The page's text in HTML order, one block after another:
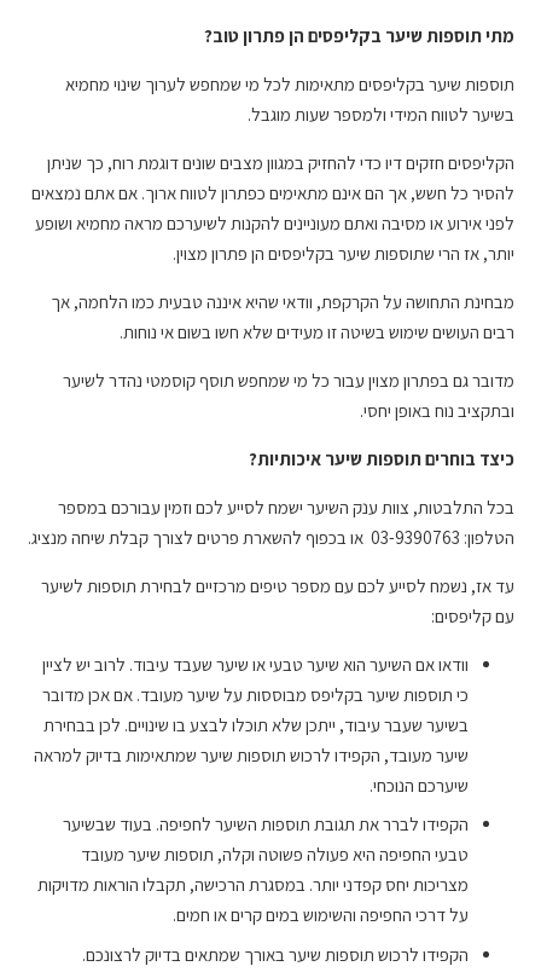
מתי תוספות שיער בקליפסים הן פתרון טוב?
תוספות שיער בקליפסים מתאימות לכל מי שמחפש לערוך שינוי מחמיא
בשיער לטווח המידי ולמספר שעות מוגבל.
הקליפסים חזקים דיו כדי להחזיק במגוון מצבים שונים דוגמת רוח, כך שניתן
להסיר כל חשש, אך הם אינם מתאימים כפתרון לטווח ארוך. אם אתם נמצאים
לפני אירוע או מסיבה ואתם מעוניינים להקנות לשיערכם מראה מחמיא ושופע
יותר, אז הרי שתוספות שיער בקליפסים הן פתרון מצוין.
מבחינת התחושה על הקרקפת, וודאי שהיא איננה טבעית כמו הלחמה, אך
רבים העושים שימוש בשיטה זו מעידים שלא חשו בשום אי נוחות.
מדובר גם בפתרון מצוין עבור כל מי שמחפש תוסף קוסמטי נהדר לשיער
ובתקציב נוח באופן יחסי.
כיצד בוחרים תוספות שיער איכותיות?
בכל התלבטות, צוות ענק השיער ישמח לסייע לכם וזמין עבורכם במספר
הטלפון: 03-9390763 או בכפוף להשארת פרטים לצורך קבלת שיחה מנציג.
עד אז, נשמח לסייע לכם עם מספר טיפים מרכזיים לבחירת תוספות לשיער
עם קליפסים:
וודאו אם השיער הוא שיער טבעי או שיער שעבד עיבוד. לרוב יש לציין
כי תוספות שיער בקליפס מבוססות על שיער מעובד. אם אכן מדובר
בשיער שעבר עיבוד, ייתכן שלא תוכלו לבצע בו שינויים. לכן בבחירת
שיער מעובד, הקפידו לרכוש תוספות שיער שמתאימות בדיוק למראה
שיערכם הנוכחי.
הקפידו לברר את תגובת תוספות השיער לחפיפה. בעוד שבשיער
טבעי החפיפה היא פעולה פשוטה וקלה, תוספות שיער מעובד
מצריכות יחס קפדני יותר. במסגרת הרכישה, תקבלו הוראות מדויקות
על דרכי החפיפה והשימוש במים קרים או חמים.
הקפידו לרכוש תוספות שיער באורך שמתאים בדיוק לרצונכם.